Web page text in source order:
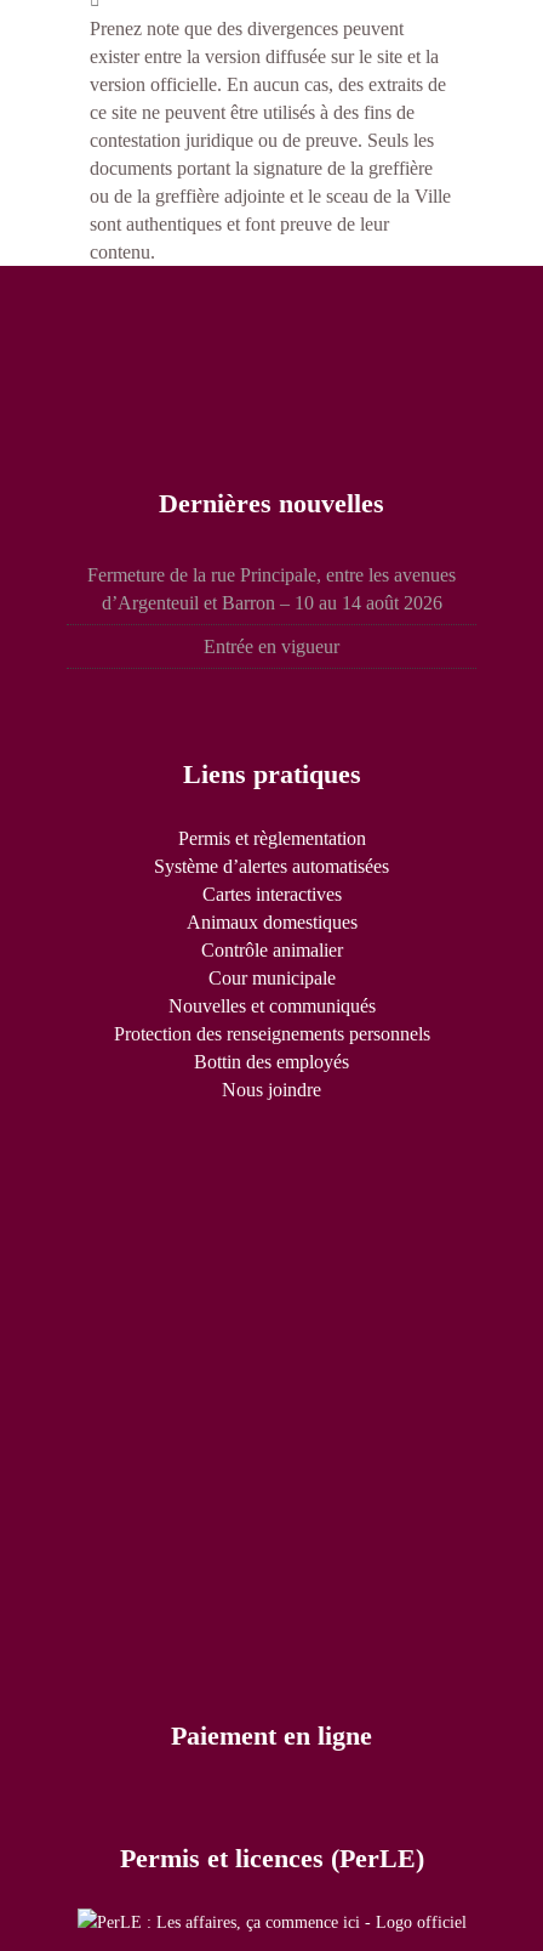
Prenez note que des divergences peuvent
exister entre la version diffusée sur le site et la
version officielle. En aucun cas, des extraits de
ce site ne peuvent être utilisés à des fins de
contestation juridique ou de preuve. Seuls les
documents portant la signature de la greffière
ou de la greffière adjointe et le sceau de la Ville
sont authentiques et font preuve de leur
contenu.
Dernières nouvelles
Fermeture de la rue Principale, entre les avenues
d’Argenteuil et Barron – 10 au 14 août 2026
Entrée en vigueur
Liens pratiques
Permis et règlementation
Système d’alertes automatisées
Cartes interactives
Animaux domestiques
Contrôle animalier
Cour municipale
Nouvelles et communiqués
Protection des renseignements personnels
Bottin des employés
Nous joindre
Paiement en ligne
Permis et licences (PerLE)